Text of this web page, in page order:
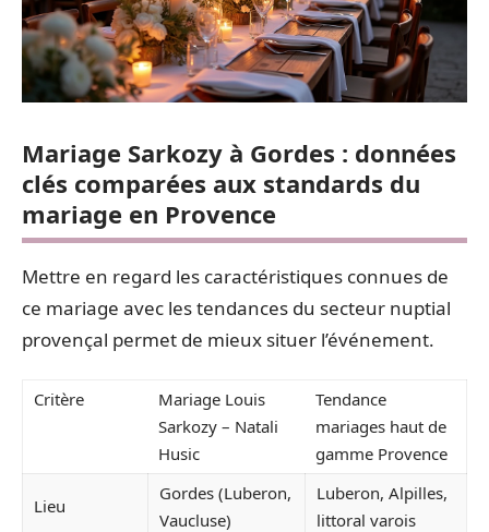
Mariage Sarkozy à Gordes : données
clés comparées aux standards du
mariage en Provence
Mettre en regard les caractéristiques connues de
ce mariage avec les tendances du secteur nuptial
provençal permet de mieux situer l’événement.
Critère
Mariage Louis
Sarkozy – Natali
Husic
Tendance
mariages haut de
gamme Provence
Lieu
Gordes (Luberon,
Vaucluse)
Luberon, Alpilles,
littoral varois